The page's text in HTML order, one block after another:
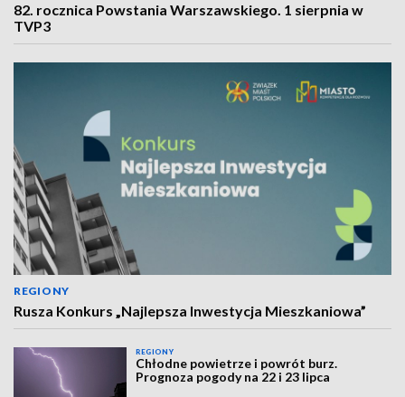
82. rocznica Powstania Warszawskiego. 1 sierpnia w
TVP3
REGIONY
Rusza Konkurs „Najlepsza Inwestycja Mieszkaniowa”
REGIONY
Chłodne powietrze i powrót burz.
Prognoza pogody na 22 i 23 lipca